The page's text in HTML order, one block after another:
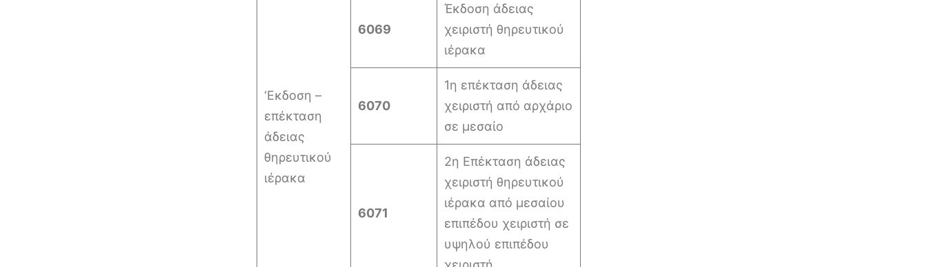
‘Eκδοση –
επέκταση
άδειας
θηρευτικού
ιέρακα
6069
Έκδοση άδειας
χειριστή θηρευτικού
ιέρακα
6070
1η επέκταση άδειας
χειριστή από αρχάριο
σε μεσαίο
6071
2η Επέκταση άδειας
χειριστή θηρευτικού
ιέρακα από μεσαίου
επιπέδου χειριστή σε
υψηλού επιπέδου